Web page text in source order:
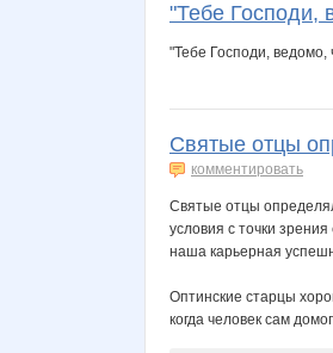
"Тебе Господи,
"Тебе Господи,
Святые отцы
комментировать
Святые отцы
условия с точки
наша карьерная
Оптинские старцы
когда человек сам